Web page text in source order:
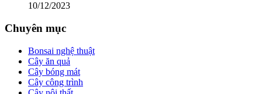
10/12/2023
Chuyên mục
Bonsai nghệ thuật
Cây ăn quả
Cây bóng mát
Cây công trình